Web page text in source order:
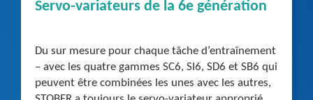
Servo-variateurs de la 6e génération
Du sur mesure pour chaque tâche d’entraînement
– avec les quatre gammes SC6, SI6, SD6 et SB6 qui
peuvent être combinées les unes avec les autres,